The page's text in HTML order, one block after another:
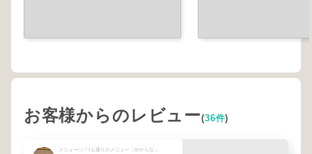
お客様からのレビュー(36件)